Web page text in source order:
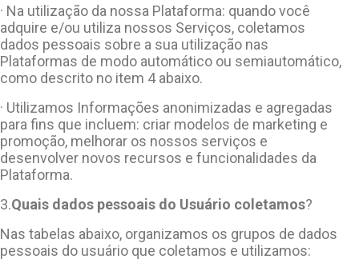
· Na utilização da nossa Plataforma: quando você
adquire e/ou utiliza nossos Serviços, coletamos
dados pessoais sobre a sua utilização nas
Plataformas de modo automático ou semiautomático,
como descrito no item 4 abaixo.
· Utilizamos Informações anonimizadas e agregadas
para fins que incluem: criar modelos de marketing e
promoção, melhorar os nossos serviços e
desenvolver novos recursos e funcionalidades da
Plataforma.
3.Quais dados pessoais do Usuário coletamos?
Nas tabelas abaixo, organizamos os grupos de dados
pessoais do usuário que coletamos e utilizamos: